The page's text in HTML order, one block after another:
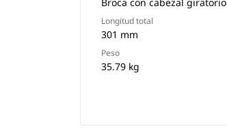
Longitud total
301 mm
Peso
35.79 kg